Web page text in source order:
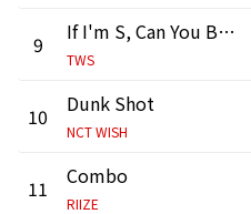
9 If I'm S, Can You Be My N?
TWS
10 Dunk Shot
NCT WISH
11 Combo
RIIZE